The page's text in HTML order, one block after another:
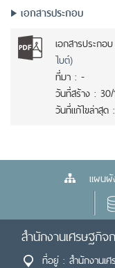
เอกสารประกอบ
เอกสารประกอ
ไบต์)
ที่มา : -
วันที่สร้าง : 30/
วันที่แก้ไขล่าสุด :
แผนผั
สำนักงานเศรษฐกิจ
ที่อยู่ : สำนักงานเ